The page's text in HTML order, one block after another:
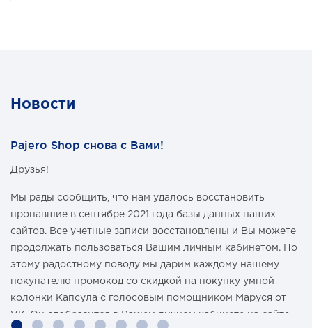
Новости
Pajero Shop снова с Вами!
Друзья!
Мы рады сообщить, что нам удалось восстановить
пропавшие в сентябре 2021 года базы данных наших
сайтов. Все учетные записи восстановлены и Вы можете
продолжать пользоваться Вашим личным кабинетом. По
этому радостному поводу мы дарим каждому нашему
покупателю промокод со скидкой на покупку умной
колонки Капсула с голосовым помощником Маруся от
VK. Он отобразится в Вашем личном кабинете на сайте